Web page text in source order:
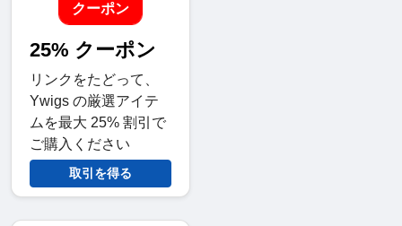
クーポン
25% クーポン
リンクをたどって、
Ywigs の厳選アイテ
ムを最大 25% 割引で
ご購入ください
取引を得る